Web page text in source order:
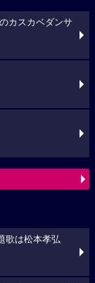
カスカベダンサ
歌は松本孝弘